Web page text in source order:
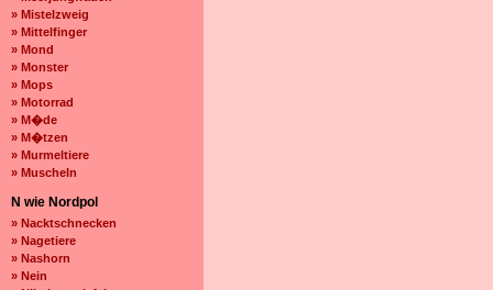
» Mistelzweig
» Mittelfinger
» Mond
» Monster
» Mops
» Motorrad
» M�de
» M�tzen
» Murmeltiere
» Muscheln
N wie Nordpol
» Nacktschnecken
» Nagetiere
» Nashorn
» Nein